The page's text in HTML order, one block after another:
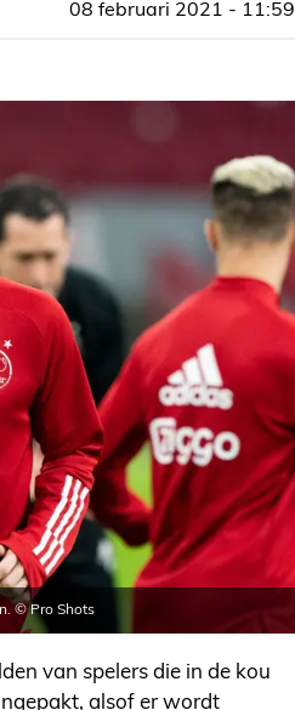
08 februari 2021 - 11:59
© Pro Shots
van spelers die in de kou
alsof er wordt